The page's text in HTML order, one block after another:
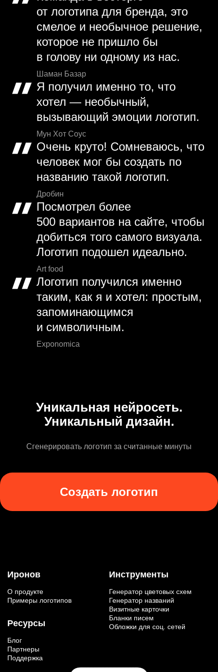
от логотипа для бренда, это
смелое и необычное решение,
которое не пришло бы
в голову ни одному из нас.
Шаман Базар
Я получил именно то, что
хотел — необычный,
вызывающий эмоции логотип.
Мун Хот Соус
Очень круто! Сомневаюсь, что
человек мог бы создать по
названию такой логотип.
Дробин
Посмотрел более
500 вариантов на сайте, чтобы
добиться того самого визуала.
Логотип подошел идеально.
Art food
Логотип получился именно
таким, как я и хотел: простым,
запоминающимся
и символичным.
Exponomica
Уникальная нейросеть.
Уникальный дизайн.
Сгенерировать логотип за считанные минуты
Создать логотип
Иронов
О продукте
Примеры логотипов
Ресурсы
Блог
Партнеры
Поддержка
Инструменты
Генератор цветовых схем
Генератор названий
Визитные карточки
Бланки писем
Обложки для соц. сетей